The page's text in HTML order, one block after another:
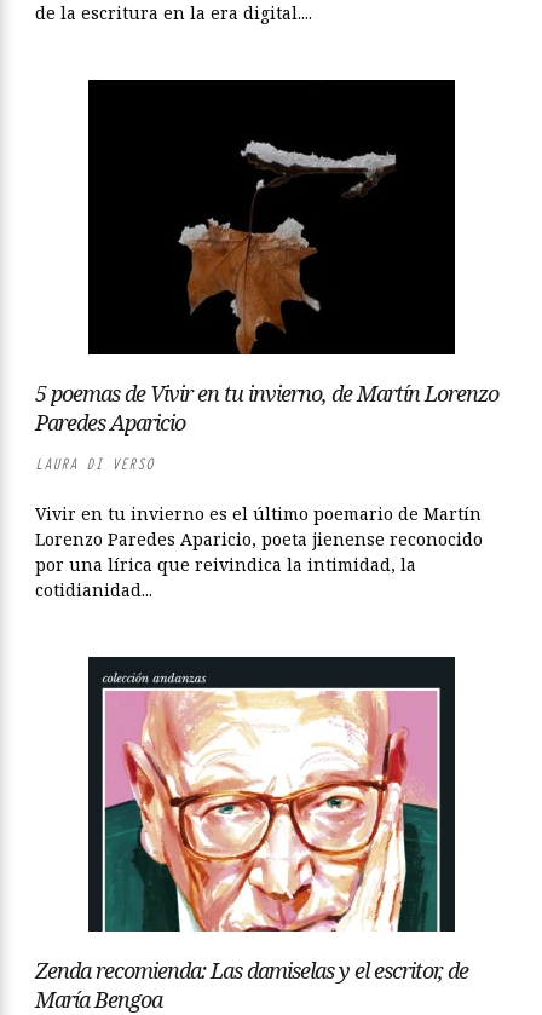
de la escritura en la era digital....
5 poemas de Vivir en tu invierno, de Martín Lorenzo
Paredes Aparicio
LAURA DI VERSO
Vivir en tu invierno es el último poemario de Martín
Lorenzo Paredes Aparicio, poeta jienense reconocido
por una lírica que reivindica la intimidad, la
cotidianidad...
Zenda recomienda: Las damiselas y el escritor, de
María Bengoa